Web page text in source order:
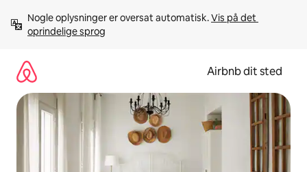
videre
Nogle oplysninger er oversat automatisk. Vis på det
oprindelige sprog
Airbnb dit sted